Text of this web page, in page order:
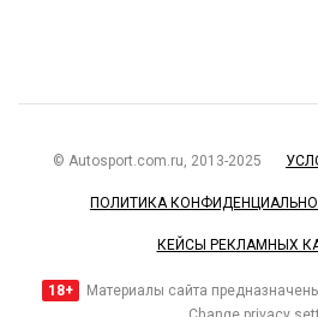
© Autosport.com.ru, 2013-2025
ПОЛИТИКА
КЕЙСЫ РЕКЛАМНЫХ
18+
Материалы сайта